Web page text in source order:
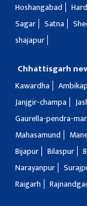
Hoshangabad
Sagar
Satna
shajapur
Chhattisgarh
Kawardha
Janjgir-champa
Gaurella-pendra-
Mahasamund
Bijapur
Bilaspur
Narayanpur
Raigarh